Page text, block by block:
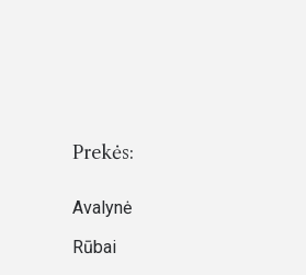
Prekės:
Avalynė
Rūbai